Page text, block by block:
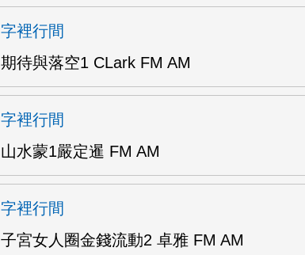
字裡行間
期待與落空1 CLark FM AM
字裡行間
山水蒙1嚴定暹 FM AM
字裡行間
子宮女人圈金錢流動2 卓雅 FM AM